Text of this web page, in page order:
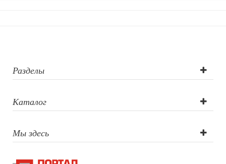
Разделы
Каталог
Мы здесь